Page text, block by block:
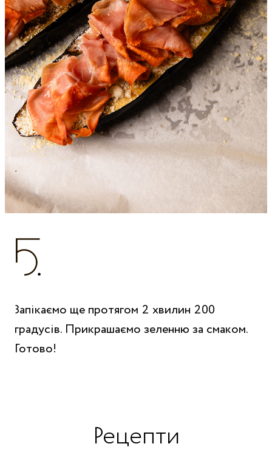
Запікаємо ще протягом 2 хвилин 200
градусів. Прикрашаємо зеленню за смаком.
Готово!
Рецепти